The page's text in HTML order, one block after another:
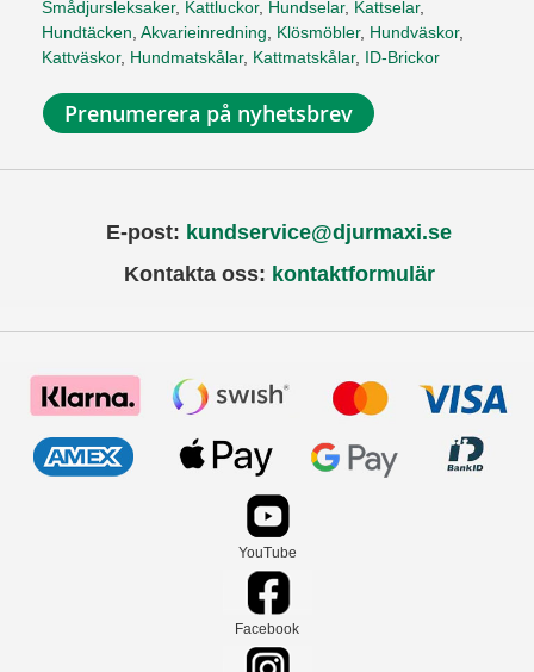
Smådjursleksaker, Kattluckor, Hundselar, Kattselar,
Hundtäcken, Akvarieinredning, Klösmöbler, Hundväskor,
Kattväskor, Hundmatskålar, Kattmatskålar, ID-Brickor
Prenumerera på nyhetsbrev
E-post: kundservice@djurmaxi.se
Kontakta oss: kontaktformulär
YouTube
Facebook